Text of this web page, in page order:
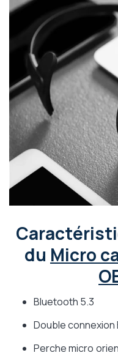
du Micro
Bluetooth 5.3
Double
Perche micro